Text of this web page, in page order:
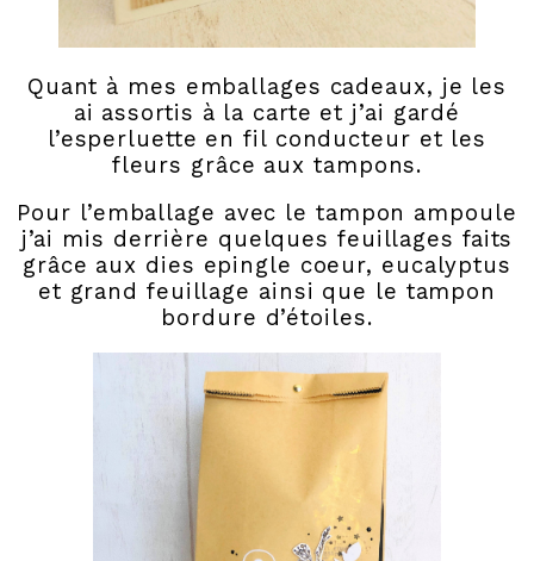
Quant à mes emballages cadeaux, je les
ai assortis à la carte et j’ai gardé
l’esperluette en fil conducteur et les
fleurs grâce aux tampons.
Pour l’emballage avec le tampon ampoule
j’ai mis derrière quelques feuillages faits
grâce aux dies epingle coeur, eucalyptus
et grand feuillage ainsi que le tampon
bordure d’étoiles.